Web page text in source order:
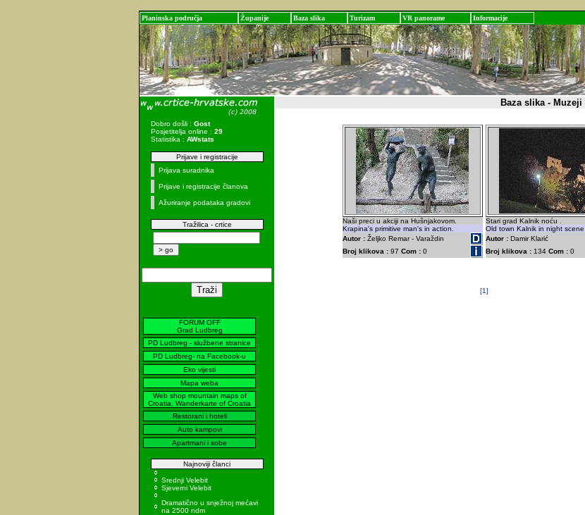
Planinska područja Županije Baza slika Turizam VR panorame Informacije
Dobro došli : Gost
Posjetitelja online : 29
Statistika : AWstats
Prijave i registracije
Prijava suradnika
Prijave i registracije članova
Ažuriranje podataka gradovi
Tražilica - crtice
FORUM OFF
Grad Ludbreg
PD Ludbreg - službene stranice
PD Ludbreg- na Facebook-u
Eko vijesti
Mapa weba
Web shop mountain maps of
Croatia, Wanderkarte of Croatia
Restorani i hoteli
Auto kampovi
Apartmani i sobe
Najnoviji članci
Srednji Velebit
Sjeverni Velebit
Dramatično u snježnoj mećavi
na 2500 ndm
Baza slika - Muzeji
Naši preci u akciji na Hušnjakovom.
Krapina's primitive man's in action.
Autor :Željko Remar - Varaždin
Broj klikova :97 Com :0
Stari grad Kalnik noću .
Old town Kalnik in night scene .
Autor :Damir Klarić
Broj klikova :134 Com :0
[1]